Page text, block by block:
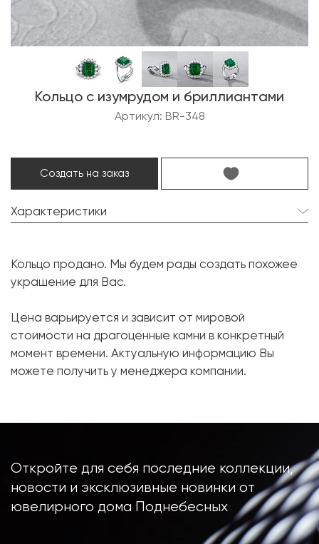
Кольцо с изумрудом и бриллиантами
Артикул: BR-348
Создать на заказ
Характеристики
Форма огранки:
Октагон
Форма огранки:
Металл:
Белое золото, 750 проба
Вес грамм:
Кольцо продано. Мы будем рады создать похожее
украшение для Вас.
Цена варьируется и зависит от мировой
стоимости на драгоценные камни в конкретный
момент времени. Актуальную информацию Вы
можете получить у менеджера компании.
Откройте для себя последние коллекции,
новости и эксклюзивные новинки от
ювелирного дома Поднебесных